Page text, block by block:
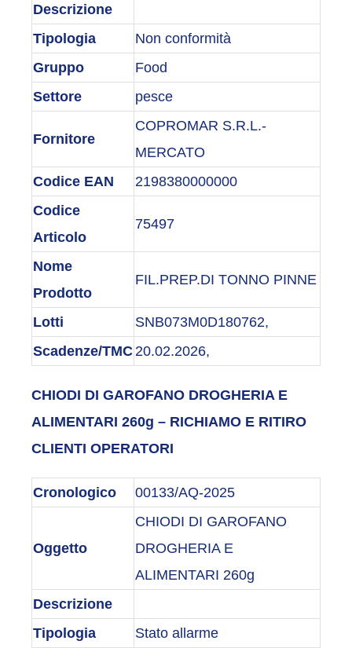
Descrizione
Tipologia
Non conformità
Gruppo
Food
Settore
pesce
Fornitore
COPROMAR S.R.L.-
MERCATO
Codice EAN
2198380000000
Codice
Articolo
75497
Nome
Prodotto
FIL.PREP.DI TONNO PINNE
Lotti
SNB073M0D180762,
Scadenze/TMC 20.02.2026,
CHIODI DI GAROFANO DROGHERIA E
ALIMENTARI 260g – RICHIAMO E RITIRO
CLIENTI OPERATORI
Cronologico 00133/AQ-2025
Oggetto
CHIODI DI GAROFANO
DROGHERIA E
ALIMENTARI 260g
Descrizione
Tipologia
Stato allarme